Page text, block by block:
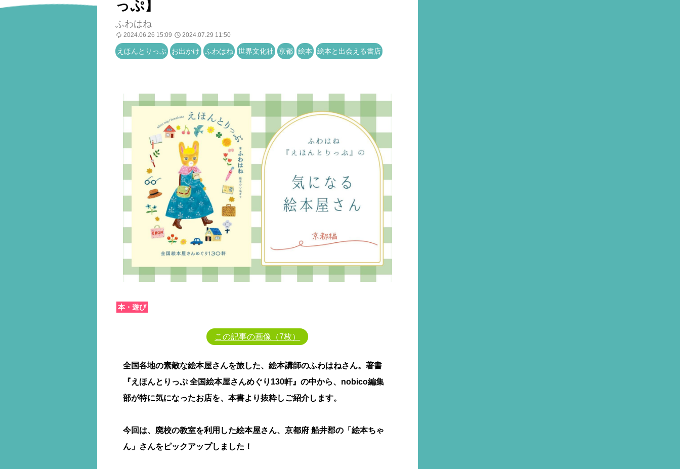
っぷ】
ふわはね
2024.06.26 15:09 2024.07.29 11:50
えほんとりっぷ お出かけ ふわはね 世界文化社 京都 絵本 絵本と出会える書店
本・遊び
この記事の画像（7枚）
全国各地の素敵な絵本屋さんを旅した、絵本講師のふわはねさん。著書
『えほんとりっぷ 全国絵本屋さんめぐり130軒』の中から、nobico編集
部が特に気になったお店を、本書より抜粋しご紹介します。
今回は、廃校の教室を利用した絵本屋さん、京都府 船井郡の「絵本ちゃ
ん」さんをピックアップしました！